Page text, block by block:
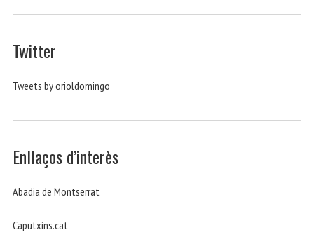
Twitter
Tweets by orioldomingo
Enllaços d’interès
Abadia de Montserrat
Caputxins.cat